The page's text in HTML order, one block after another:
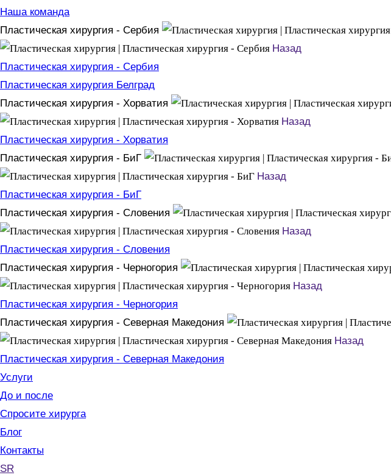
Наша команда
Пластическая хирургия - Сербия
Назад
Пластическая хирургия - Сербия
Пластическая хирургия Белград
Пластическая хирургия - Хорватия
Назад
Пластическая хирургия - Хорватия
Пластическая хирургия - БиГ
Назад
Пластическая хирургия - БиГ
Пластическая хирургия - Словения
Назад
Пластическая хирургия - Словения
Пластическая хирургия - Черногория
Назад
Пластическая хирургия - Черногория
Пластическая хирургия - Северная Македония
Назад
Пластическая хирургия - Северная Македония
Услуги
До и после
Спросите хирурга
Блог
Контакты
SR